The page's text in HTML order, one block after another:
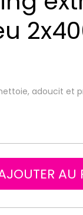
adoucit et
AU